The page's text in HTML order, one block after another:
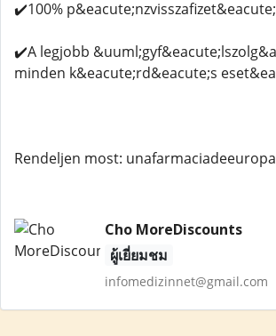
✔️100%
✔️A legjobb
minden k&eacute;rd&eacute;s
Rendeljen most:
Cho MoreDiscounts
ผู้เยี่ยมชม
infomedizinnet@gmail.com